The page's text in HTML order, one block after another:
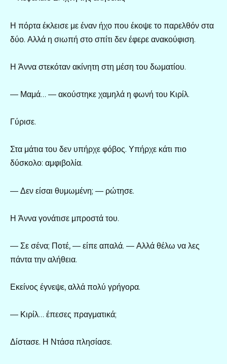
Η πόρτα έκλεισε με έναν ήχο που έκοψε το παρελθόν στα
δύο. Αλλά η σιωπή στο σπίτι δεν έφερε ανακούφιση.
Η Άννα στεκόταν ακίνητη στη μέση του δωματίου.
— Μαμά… — ακούστηκε χαμηλά η φωνή του Κιρίλ.
Γύρισε.
Στα μάτια του δεν υπήρχε φόβος. Υπήρχε κάτι πιο
δύσκολο: αμφιβολία.
— Δεν είσαι θυμωμένη; — ρώτησε.
Η Άννα γονάτισε μπροστά του.
— Σε σένα; Ποτέ, — είπε απαλά. — Αλλά θέλω να λες
πάντα την αλήθεια.
Εκείνος έγνεψε, αλλά πολύ γρήγορα.
— Κιρίλ… έπεσες πραγματικά;
Δίστασε. Η Ντάσα πλησίασε.